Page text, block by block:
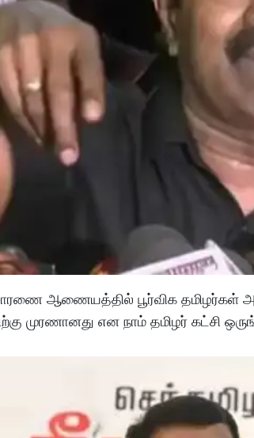
விசாரணை ஆணையத்தில் பூர்விக
முரணானது என நாம் தமிழர் கட்சி